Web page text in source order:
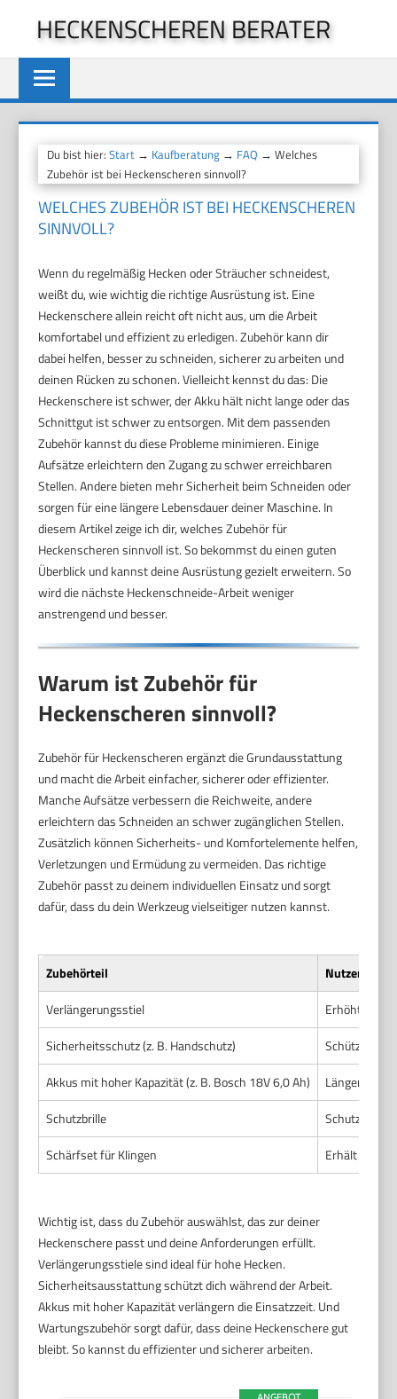
springen
HECKENSCHEREN BERATER
Du bist hier:Start → Kaufberatung → FAQ → Welches
Zubehör ist bei Heckenscheren sinnvoll?
WELCHES ZUBEHÖR IST BEI HECKENSCHEREN
SINNVOLL?
Wenn du regelmäßig Hecken oder Sträucher schneidest,
weißt du, wie wichtig die richtige Ausrüstung ist. Eine
Heckenschere allein reicht oft nicht aus, um die Arbeit
komfortabel und effizient zu erledigen. Zubehör kann dir
dabei helfen, besser zu schneiden, sicherer zu arbeiten und
deinen Rücken zu schonen. Vielleicht kennst du das: Die
Heckenschere ist schwer, der Akku hält nicht lange oder das
Schnittgut ist schwer zu entsorgen. Mit dem passenden
Zubehör kannst du diese Probleme minimieren. Einige
Aufsätze erleichtern den Zugang zu schwer erreichbaren
Stellen. Andere bieten mehr Sicherheit beim Schneiden oder
sorgen für eine längere Lebensdauer deiner Maschine. In
diesem Artikel zeige ich dir, welches Zubehör für
Heckenscheren sinnvoll ist. So bekommst du einen guten
Überblick und kannst deine Ausrüstung gezielt erweitern. So
wird die nächste Heckenschneide-Arbeit weniger
anstrengend und besser.
Warum ist Zubehör für
Heckenscheren sinnvoll?
Zubehör für Heckenscheren ergänzt die Grundausstattung
und macht die Arbeit einfacher, sicherer oder effizienter.
Manche Aufsätze verbessern die Reichweite, andere
erleichtern das Schneiden an schwer zugänglichen Stellen.
Zusätzlich können Sicherheits- und Komfortelemente helfen,
Verletzungen und Ermüdung zu vermeiden. Das richtige
Zubehör passt zu deinem individuellen Einsatz und sorgt
dafür, dass du dein Werkzeug vielseitiger nutzen kannst.
Zubehörteil
Nutzen
Verlängerungsstiel
Erhöht die
Sicherheitsschutz (z. B. Handschutz)
Schützt
Akkus mit hoher Kapazität (z. B. Bosch 18V 6,0 Ah)
Längere
Schutzbrille
Schutz vor
Schärfset für Klingen
Erhält die
Wichtig ist, dass du Zubehör auswählst, das zur deiner
Heckenschere passt und deine Anforderungen erfüllt.
Verlängerungsstiele sind ideal für hohe Hecken.
Sicherheitsausstattung schützt dich während der Arbeit.
Akkus mit hoher Kapazität verlängern die Einsatzzeit. Und
Wartungszubehör sorgt dafür, dass deine Heckenschere gut
bleibt. So kannst du effizienter und sicherer arbeiten.